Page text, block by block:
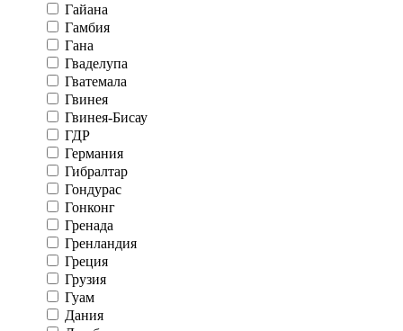
Гайана
Гамбия
Гана
Гваделупа
Гватемала
Гвинея
Гвинея-Бисау
ГДР
Германия
Гибралтар
Гондурас
Гонконг
Гренада
Гренландия
Греция
Грузия
Гуам
Дания